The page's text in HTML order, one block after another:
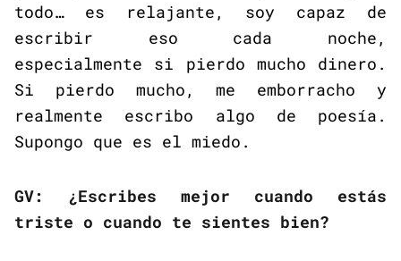
todo… es relajante, soy capaz de
escribir eso cada noche,
especialmente si pierdo mucho dinero.
Si pierdo mucho, me emborracho y
realmente escribo algo de poesía.
Supongo que es el miedo.
GV: ¿Escribes mejor cuando estás
triste o cuando te sientes bien?